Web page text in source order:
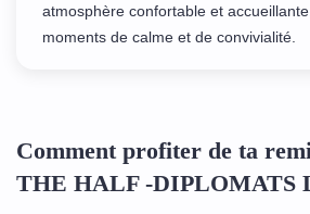
atmosphère confortable et
moments de calme et de convivialité.
Comment profiter de ta
THE HALF -DIPLOMATS